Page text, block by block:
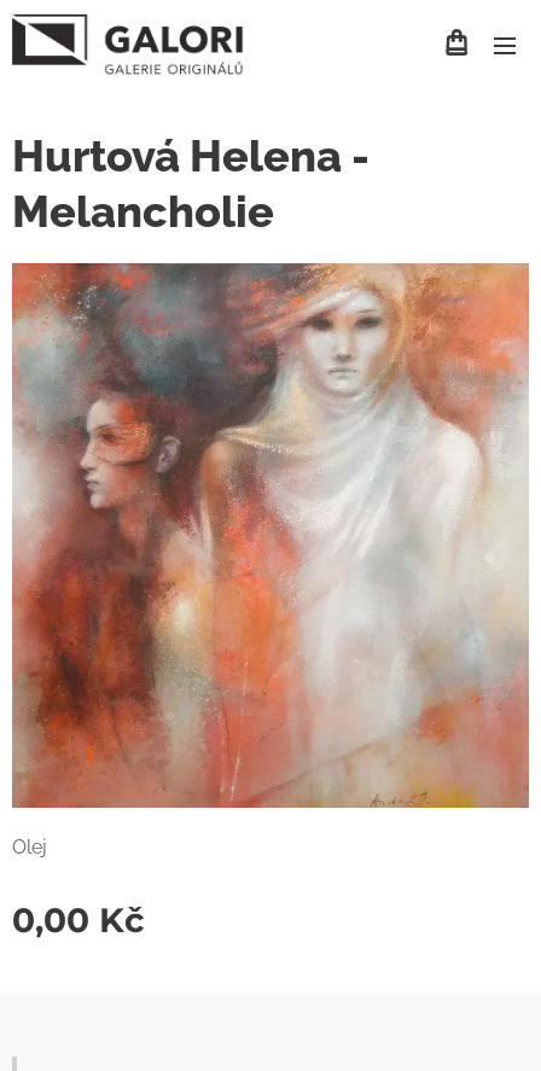
Hurtová Helena -
Melancholie
Olej
0,00 Kč